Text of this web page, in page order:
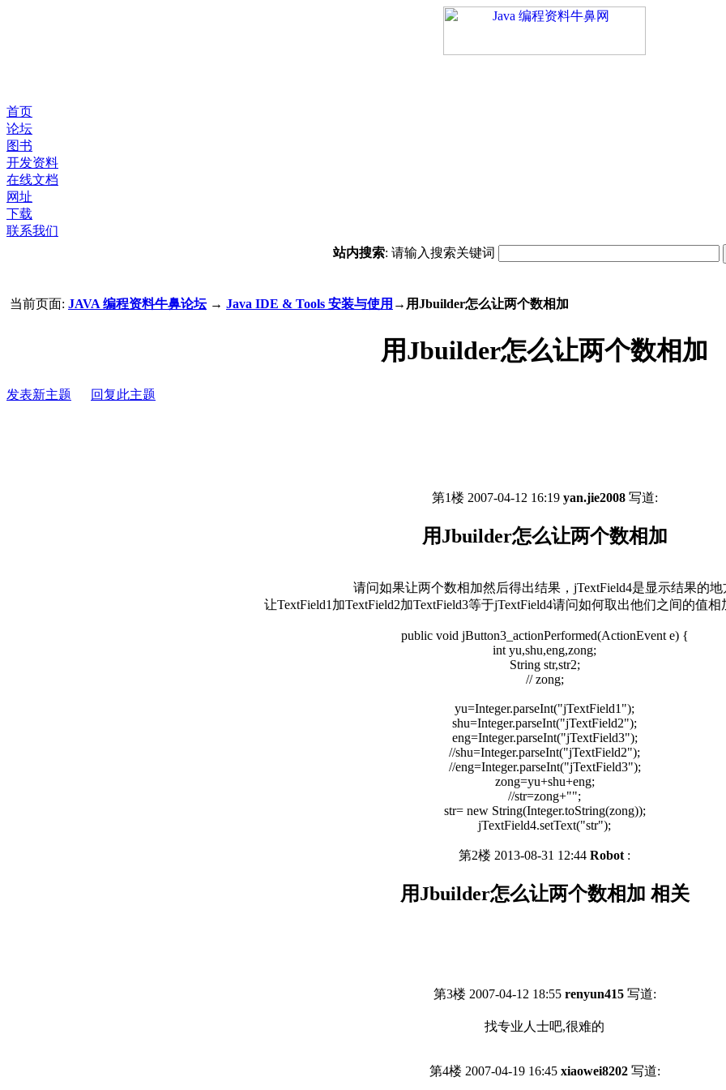
首页
论坛
图书
开发资料
在线文档
网址
下载
联系我们
站内搜索: 请输入搜索关键词
当前页面: JAVA 编程资料牛鼻论坛→ Java IDE & Tools 安装与使用 →用Jbuilder怎么让两个数相加
用Jbuilder怎么让两个数相加
发表新主题 回复此主题
第1楼 2007-04-12 16:19 yan.jie2008 写道:
用Jbuilder怎么让两个数相加
请问如果让两个数相加然后得出结果，jTextField4是显示结果的地
让TextField1加TextField2加TextField3等于jTextField4请问如何取出他们之间的值相
public void jButton3_actionPerformed(ActionEvent e) {
int yu,shu,eng,zong;
String str,str2;
// zong;
yu=Integer.parseInt("jTextField1");
shu=Integer.parseInt("jTextField2");
eng=Integer.parseInt("jTextField3");
//shu=Integer.parseInt("jTextField2");
//eng=Integer.parseInt("jTextField3");
zong=yu+shu+eng;
//str=zong+"";
str= new String(Integer.toString(zong));
jTextField4.setText("str");
第2楼 2013-08-31 12:44 Robot :
用Jbuilder怎么让两个数相加 相关
第3楼 2007-04-12 18:55 renyun415 写道:
找专业人士吧,很难的
第4楼 2007-04-19 16:45 xiaowei8202 写道: